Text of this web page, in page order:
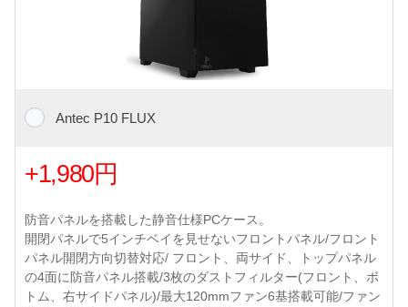
Antec P10 FLUX
+1,980円
防音パネルを搭載した静音仕様PCケース。
開閉パネルで5インチベイを見せないフロントパネル/フロント
パネル開閉方向切替対応/ フロント、両サイド、トップパネル
の4面に防音パネル搭載/3枚のダストフィルター(フロント、ボ
トム、右サイドパネル)/最大120mmファン6基搭載可能/ファン